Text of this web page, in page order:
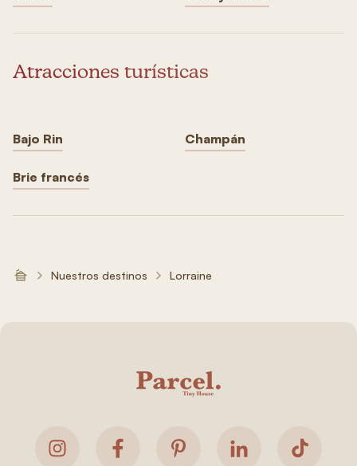
Atracciones turísticas
Bajo Rin Champán
Brie francés
Nuestros destinos Lorraine